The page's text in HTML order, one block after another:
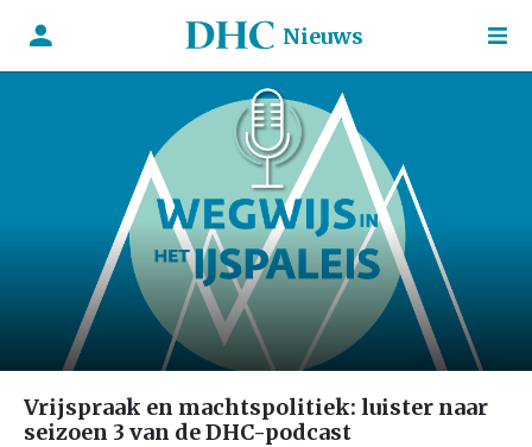
Nieuws
Vrijspraak en machtspolitiek: luister naar
seizoen 3 van de DHC-podcast